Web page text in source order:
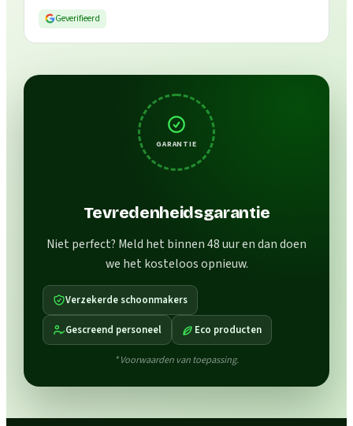
Geverifieerd
GARANTIE
Tevredenheidsgarantie
Niet perfect? Meld het binnen 48 uur en dan doen
we het kosteloos opnieuw.
Verzekerde schoonmakers
Gescreend personeel Eco producten
* Voorwaarden van toepassing.